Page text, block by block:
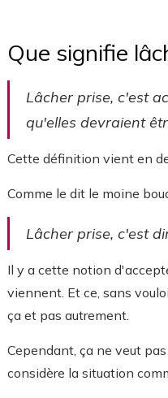
Que signifie
Lâcher prise, c'est
qu'elles devraient
Cette définition vient en
Comme le dit le moine
Lâcher prise, c'est
Il y a cette notion
viennent. Et ce, sans
ça et pas autrement.
Cependant, ça ne veut
considère la situation